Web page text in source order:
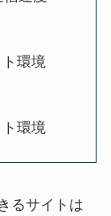
環境
環境
るサイトは